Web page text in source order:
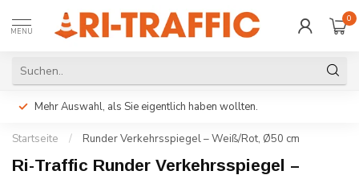
MENU
0
Mehr Auswahl, als Sie eigentlich haben wollten.
Startseite / Runder Verkehrsspiegel – Weiß/Rot, Ø50 cm
Ri-Traffic Runder Verkehrsspiegel –